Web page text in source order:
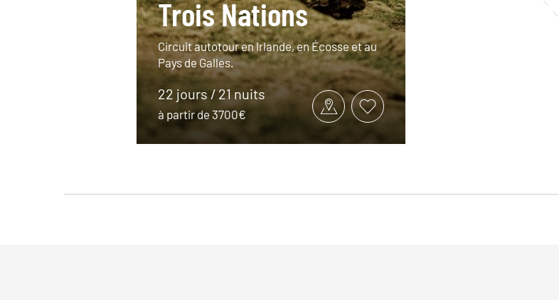
Trois Nations
Circuit autotour en Irlande, en Écosse et au
Pays de Galles.
22 jours / 21 nuits
à partir de 3700€